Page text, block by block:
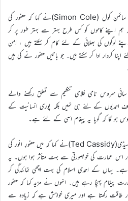
٭لیسٹرشئر کے چیف کانسٹیبل پولیس سائمن کول (Simon Cole)نے کہا کہ حضور کی
ہم اپنے کاموں کو کس طرح بہتر سے بہتر طور پر کر
لوگوں کی بھلائی کے لئے کام کر سکتے ہیں ، امن
کردار ادا کر سکتے ہیں۔ جو باتیں حضور نے کی ہیں
سروس نامی فلاحی تنظیم سے تعلق رکھنے والے
احمدیوں کے لئے ہی نہیں بلکہ پوری انسانیت کے
ہو گا کہ گویا یہ پیغام اسی کے لئے ہے۔
٭لیسٹر شہر کے لارڈ میئر کونسلر ٹیڈ کاسیڈی(Ted Cassidy)نے کہا کہ میں حضورِ انور کی
اس عمارت کی خوبصورتی سے بہت متأثر ہوا ہوں۔ یہ
یہاں کے احمدی اسلام کی بہت اچھی نمائندگی کر
پیغام پہنچا رہے ہیں۔ انہوں نے مزید کہا کہ حضور
طاقت رکھتا ہے اور میری خواہش ہے کہ زیادہ سے